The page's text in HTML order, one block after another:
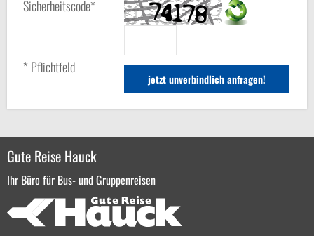
Sicherheitscode*
* Pflichtfeld
Gute Reise Hauck
Ihr Büro für Bus- und Gruppenreisen